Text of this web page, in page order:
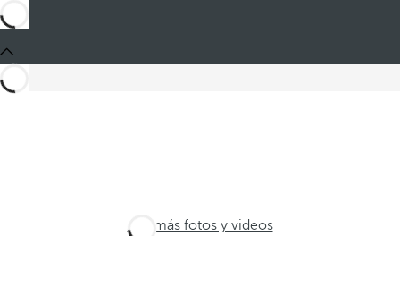
Ver más fotos y videos